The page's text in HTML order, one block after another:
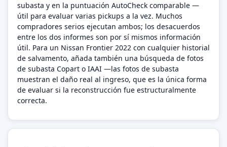
subasta y en la puntuación AutoCheck comparable —
útil para evaluar varias pickups a la vez. Muchos
compradores serios ejecutan ambos; los desacuerdos
entre los dos informes son por sí mismos información
útil. Para un Nissan Frontier 2022 con cualquier historial
de salvamento, añada también una búsqueda de fotos
de subasta Copart o IAAI —las fotos de subasta
muestran el daño real al ingreso, que es la única forma
de evaluar si la reconstrucción fue estructuralmente
correcta.